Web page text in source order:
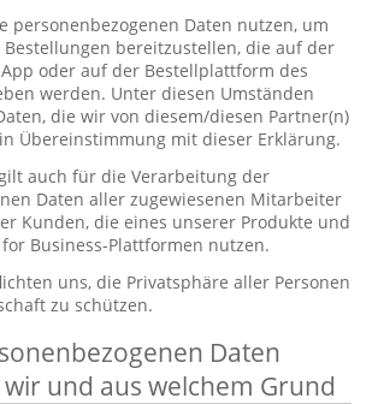
personenbezogenen Daten nutzen, um
bereitzustellen, die auf der
oder auf der Bestellplattform des
werden. Unter diesen Umständen
die wir von diesem/diesen Partner(n)
Übereinstimmung mit dieser Erklärung.
auch für die Verarbeitung der
Daten aller zugewiesenen Mitarbeiter
Kunden, die eines unserer Produkte und
for Business-Plattformen nutzen.
uns, die Privatsphäre aller Personen
zu schützen.
Daten
und aus welchem Grund